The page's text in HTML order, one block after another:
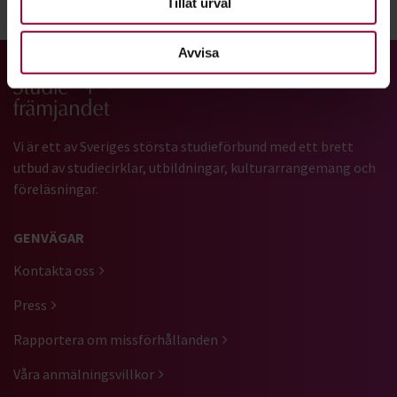
Avvisa
Facebook LinkedIn
Gå till studiefrämjandets startsida
Vi är ett av Sveriges största studieförbund med ett brett
utbud av studiecirklar, utbildningar, kulturarrangemang och
föreläsningar.
GENVÄGAR
Kontakta oss
Press
Rapportera om missförhållanden
Våra anmälningsvillkor